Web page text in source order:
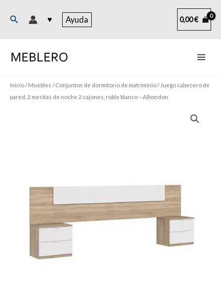
Buscar ♥ Ayuda 0,00€
Inicio/Muebles /Conjuntos de dormitorio de matriminio/ Juego cabecero de
pared, 2 mesitas de noche 2 cajones, roble blanco – Albondon